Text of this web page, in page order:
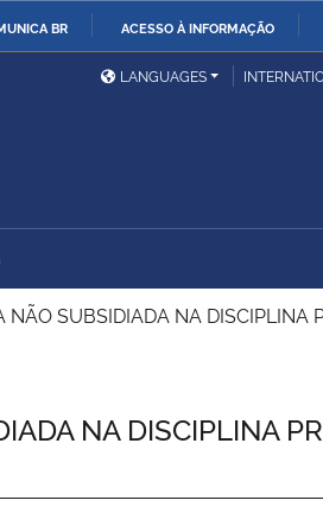
BR ACESSO À INFORMAÇÃO
Ministério das Relações
Exteriores
União
LANGUAGES
SUBSIDIADA NA DISCIPLINA
NA DISCIPLINA